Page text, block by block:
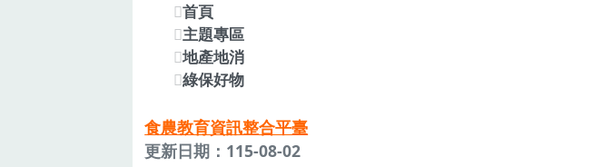
首頁
主題專區
地產地消
綠保好物
食農教育資訊整合平臺
更新日期：115-08-02